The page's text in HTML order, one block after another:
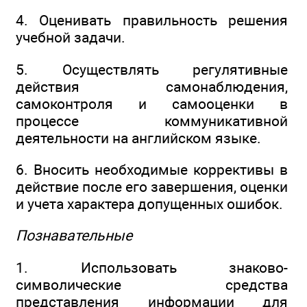
4. Оценивать правильность решения
учебной задачи.
5. Осуществлять регулятивные
действия самонаблюдения,
самоконтроля и самооценки в
процессе коммуникативной
деятельности на английском языке.
6. Вносить необходимые коррективы в
действие после его завершения, оценки
и учета характера допущенных ошибок.
Познавательные
1. Использовать знаково-
символические средства
представления информации для